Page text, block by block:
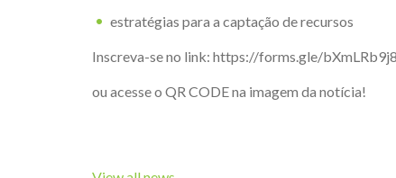
estratégias para a captação de recursos
Inscreva-se no link: https://forms.gle/
ou acesse o QR CODE na imagem da notícia!